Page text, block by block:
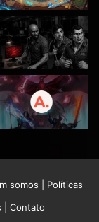
somos
Políticas
Contato